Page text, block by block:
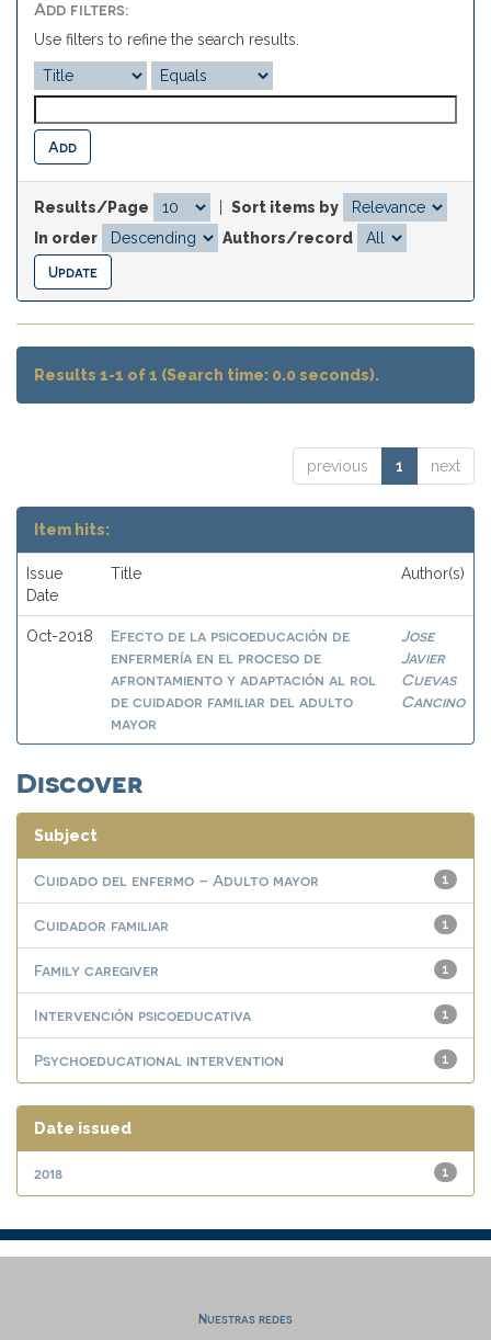
Add filters:
Use filters to refine the search results.
Results/Page
Sort items by
In order
Authors/record
Results 1-1 of 1 (Search time: 0.0 seconds).
previous 1 next
Item hits:
Issue
Date
Title Author(s)
Oct-2018
Efecto de la psicoeducación de
enfermería en el proceso de
afrontamiento y adaptación al rol
de cuidador familiar del adulto
mayor
Jose
Javier
Cuevas
Cancino
Discover
Subject
1
Cuidado del enfermo – Adulto mayor
1
Cuidador familiar
1
Family caregiver
1
Intervención psicoeducativa
1
Psychoeducational intervention
Date issued
1
2018
Nuestras redes